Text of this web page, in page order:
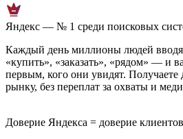
Яндекс — № 1 среди поисковых
Каждый день миллионы людей
«купить», «заказать», «рядом» — и
первым, кого они увидят. Получаете
рынку, без переплат за охваты и
Доверие Яндекса = доверие клиентов